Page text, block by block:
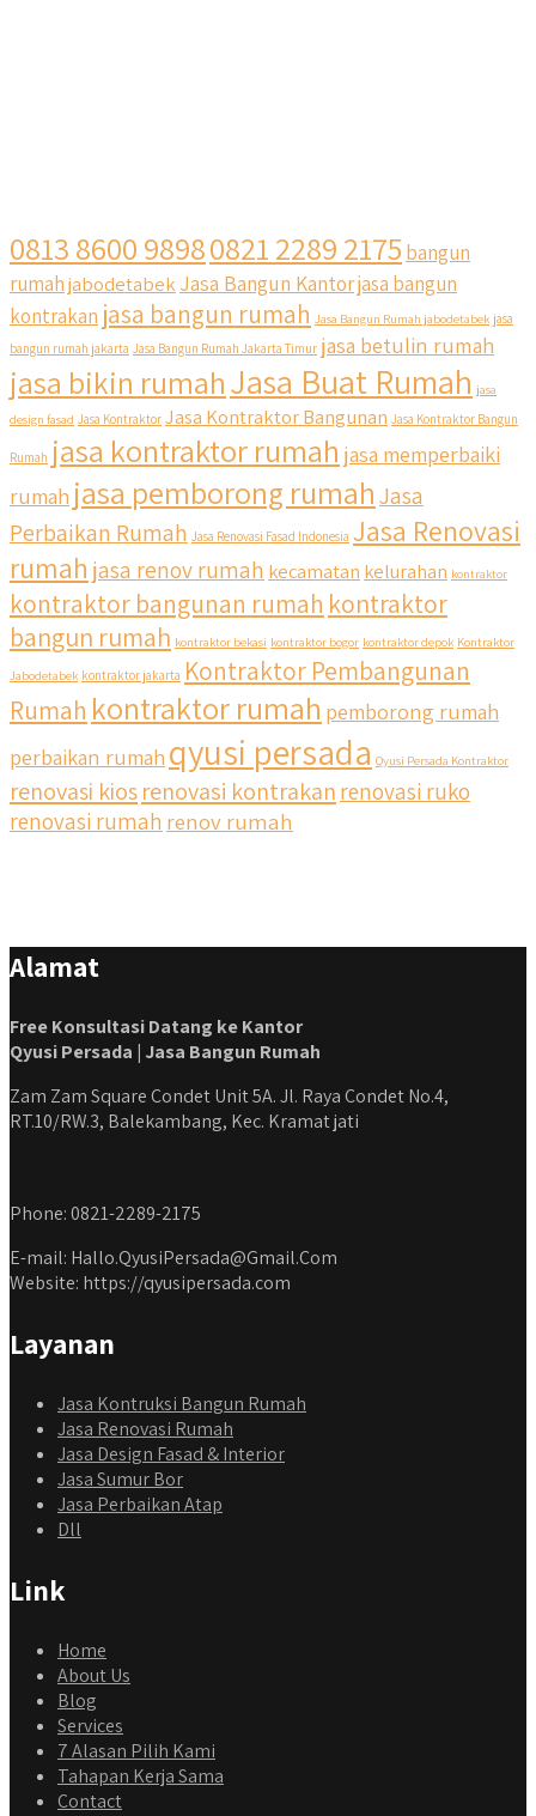
0813 8600 98980821 2289 2175 bangun
rumahjabodetabek Jasa Bangun Kantorjasa bangun
kontrakan jasa bangun rumah Jasa Bangun Rumah jabodetabek jasa
bangun rumah jakarta Jasa Bangun Rumah Jakarta Timur jasa betulin rumah
jasa bikin rumahJasa Buat Rumah jasa
design fasad Jasa Kontraktor Jasa Kontraktor Bangunan Jasa Kontraktor Bangun
Rumah jasa kontraktor rumah jasa memperbaiki
rumah jasa pemborong rumahJasa
Perbaikan Rumah Jasa Renovasi Fasad Indonesia Jasa Renovasi
rumah jasa renov rumah kecamatan kelurahan kontraktor
kontraktor bangunan rumah kontraktor
bangun rumah kontraktor bekasi kontraktor bogor kontraktor depok Kontraktor
Jabodetabek kontraktor jakarta Kontraktor Pembangunan
Rumah kontraktor rumah pemborong rumah
perbaikan rumah qyusi persada Qyusi Persada Kontraktor
renovasi kiosrenovasi kontrakanrenovasi ruko
renovasi rumah renov rumah
Alamat
Free Konsultasi Datang ke Kantor
Qyusi Persada | Jasa Bangun Rumah
Zam Zam Square Condet Unit 5A. Jl. Raya Condet No.4,
RT.10/RW.3, Balekambang, Kec. Kramat jati
Phone: 0821-2289-2175
E-mail: Hallo.QyusiPersada@Gmail.Com
Website: https://qyusipersada.com
Layanan
Jasa Kontruksi Bangun Rumah
Jasa Renovasi Rumah
Jasa Design Fasad & Interior
Jasa Sumur Bor
Jasa Perbaikan Atap
Dll
Link
Home
About Us
Blog
Services
7 Alasan Pilih Kami
Tahapan Kerja Sama
Contact